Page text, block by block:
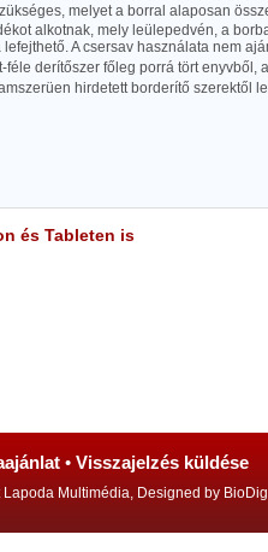
melyet a borral alaposan
alkotnak, mely leülepedvén, a
A csersav használata nem
féle derítőszer főleg porrá tört enyvből,
hirdetett borderítő szerektől
és Tableten is
• Visszajelzés küldése
Multimédia, Designed by